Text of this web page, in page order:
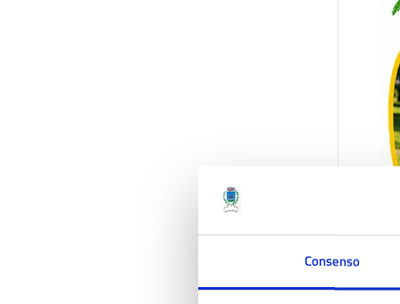
Consenso